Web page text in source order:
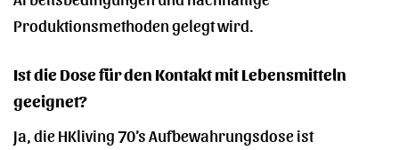
Produktionsmethoden gelegt wird.
Ist die Dose für den Kontakt mit Lebensmitteln
geeignet?
Ja, die HKliving 70’s Aufbewahrungsdose ist